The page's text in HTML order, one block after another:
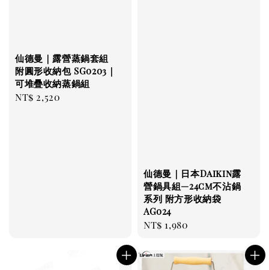
仙德曼｜露營蒸鍋套組
附圓形收納包 SG0203｜
可堆疊收納蒸鍋組
Regular
NT$ 2,520
仙德曼｜日本Daikin露
營鍋具組—24cm不沾鍋
系列 附方形收納袋
AG024
Regular
NT$ 1,980